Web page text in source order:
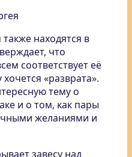
находятся в
что
соответствует её
«разврата».
тему о
и о том, как пары
желаниями и
завесу над